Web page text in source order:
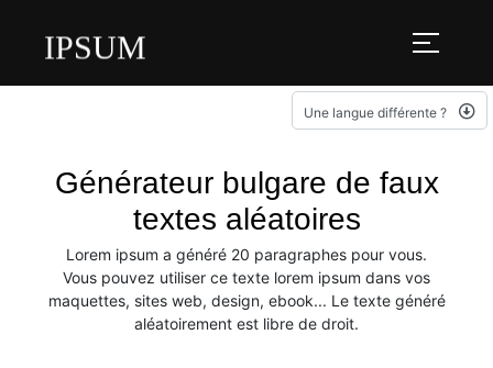
IPSUM
Une langue différente ?
Générateur bulgare de faux
textes aléatoires
Lorem ipsum a généré 20 paragraphes pour vous.
Vous pouvez utiliser ce texte lorem ipsum dans vos
maquettes, sites web, design, ebook... Le texte généré
aléatoirement est libre de droit.